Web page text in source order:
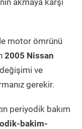
akmaya karşı
motor ömrünü
2005 Nissan
değişimi ve
gerekir.
periyodik bakım
bakim-